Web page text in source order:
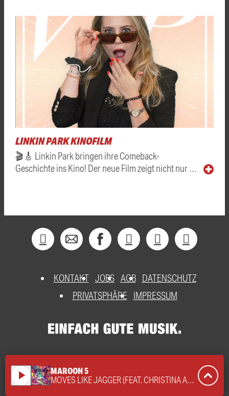
LINKIN PARK KINOFILM
🎬🎸 Linkin Park bringen ihre Comeback-
Geschichte ins Kino! Der neue Film zeigt nicht nur …
KONTAKT JOBS AGB DATENSCHUTZ
PRIVATSPHÄRE
IMPRESSUM
play_arrow MAROON 5
MOVES LIKE JAGGER (FEAT. CHRISTINA AGUILERA)